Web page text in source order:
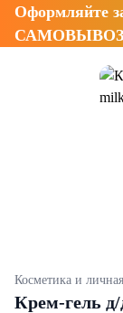
Оформляйте
САМОВЫВОЗ
Косметика и
Крем-гель